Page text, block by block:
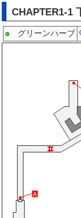
CHAPTER1-1
グリーンハーブ